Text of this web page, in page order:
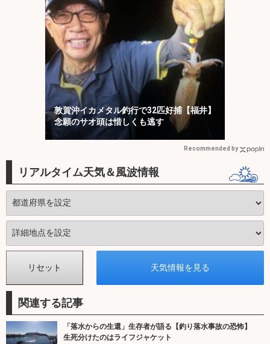
敦賀沖イカメタル釣行で32匹好捕【福井】
念願のサオ頭は惜しくも逃す
Recommended by
リアルタイム天気＆風波情報
関連する記事
「落水からの生還」生存者が語る【釣り落水事故の恐怖】
生死分けたのはライフジャケット